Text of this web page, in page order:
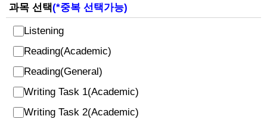
과목 선택(*중복 선택가능)
Listening
Reading(Academic)
Reading(General)
Writing Task 1(Academic)
Writing Task 2(Academic)